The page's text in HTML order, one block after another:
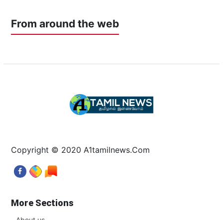
From around the web
Copyright © 2020 A1tamilnews.Com
More Sections